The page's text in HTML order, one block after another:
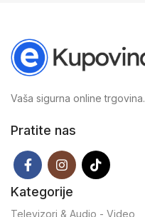
Vaša sigurna online trgovina.
Pratite nas
Kategorije
Televizori & Audio - Video